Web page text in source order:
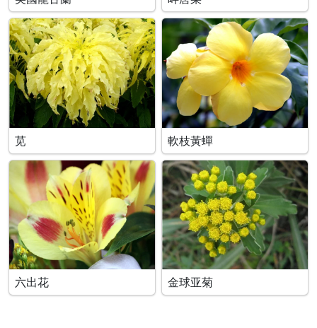
苋 軟枝黃蟬
六出花 金球亚菊